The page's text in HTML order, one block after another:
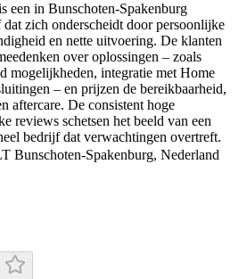
een in Bunschoten‑Spakenburg
zich onderscheidt door persoonlijke
en nette uitvoering. De klanten
over oplossingen – zoals
mogelijkheden, integratie met Home
– en prijzen de bereikbaarheid,
aftercare. De consistent hoge
reviews schetsen het beeld van een
bedrijf dat verwachtingen overtreft.
Bunschoten-Spakenburg, Nederland